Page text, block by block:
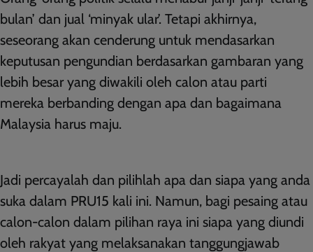
bulan’ dan jual ‘minyak ular’. Tetapi akhirnya,
seseorang akan cenderung untuk mendasarkan
keputusan pengundian berdasarkan gambaran yang
lebih besar yang diwakili oleh calon atau parti
mereka berbanding dengan apa dan bagaimana
Malaysia harus maju.
Jadi percayalah dan pilihlah apa dan siapa yang anda
suka dalam PRU15 kali ini. Namun, bagi pesaing atau
calon-calon dalam pilihan raya ini siapa yang diundi
oleh rakyat yang melaksanakan tanggungjawab